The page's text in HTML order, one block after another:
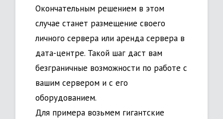
Окончательным решением в этом
случае станет размещение своего
личного сервера или аренда сервера в
дата-центре. Такой шаг даст вам
безграничные возможности по работе с
вашим сервером и с его
оборудованием.
Для примера возьмем гигантские